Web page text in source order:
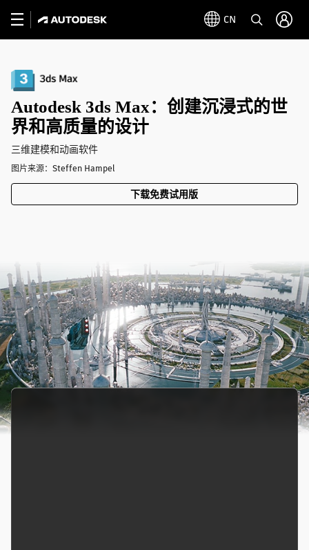
CN
Autodesk 3ds Max：创建沉浸式的世
界和高质量的设计
三维建模和动画软件
图片来源：Steffen Hampel
下载免费试用版